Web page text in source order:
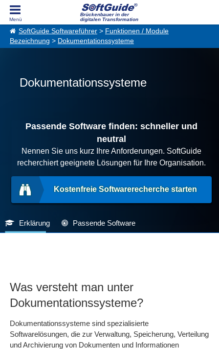
Brückenbauer in der
digitalen Transformation
SoftGuide Softwareführer > Funktionen / Module
Bezeichnung > Dokumentationssysteme
Dokumentationssysteme
Passende Software finden: schneller und
neutral
Nennen Sie uns kurz Ihre Anforderungen. SoftGuide
recherchiert geeignete Lösungen für Ihre Organisation.
Kostenfreie Softwarerecherche starten
Erklärung Passende Software
Was versteht man unter
Dokumentationssysteme?
Dokumentationssysteme sind spezialisierte
Softwarelösungen, die zur Verwaltung, Speicherung, Verteilung
und Archivierung von Dokumenten und Informationen